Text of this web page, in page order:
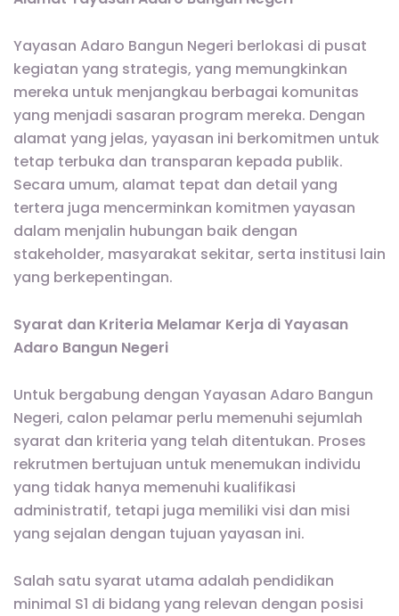
Yayasan Adaro Bangun Negeri berlokasi di pusat
kegiatan yang strategis, yang memungkinkan
mereka untuk menjangkau berbagai komunitas
yang menjadi sasaran program mereka. Dengan
alamat yang jelas, yayasan ini berkomitmen untuk
tetap terbuka dan transparan kepada publik.
Secara umum, alamat tepat dan detail yang
tertera juga mencerminkan komitmen yayasan
dalam menjalin hubungan baik dengan
stakeholder, masyarakat sekitar, serta institusi lain
yang berkepentingan.
Syarat dan Kriteria Melamar Kerja di Yayasan
Adaro Bangun Negeri
Untuk bergabung dengan Yayasan Adaro Bangun
Negeri, calon pelamar perlu memenuhi sejumlah
syarat dan kriteria yang telah ditentukan. Proses
rekrutmen bertujuan untuk menemukan individu
yang tidak hanya memenuhi kualifikasi
administratif, tetapi juga memiliki visi dan misi
yang sejalan dengan tujuan yayasan ini.
Salah satu syarat utama adalah pendidikan
minimal S1 di bidang yang relevan dengan posisi